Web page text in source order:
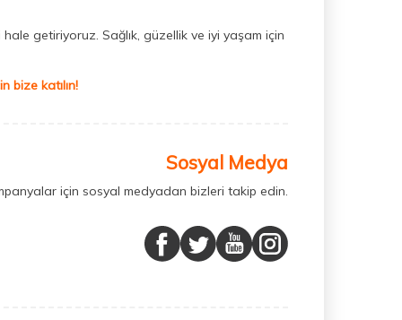
getiriyoruz. Sağlık, güzellik ve iyi yaşam için
bize katılın!
Sosyal Medya
için sosyal medyadan bizleri takip edin.